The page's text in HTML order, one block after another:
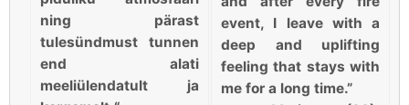
ning pärast
tulesündmust tunnen
end alati
meeliülendatult ja
event, I leave with a
deep and uplifting
feeling that stays with
me for a long time.”